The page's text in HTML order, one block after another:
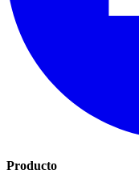
Producto